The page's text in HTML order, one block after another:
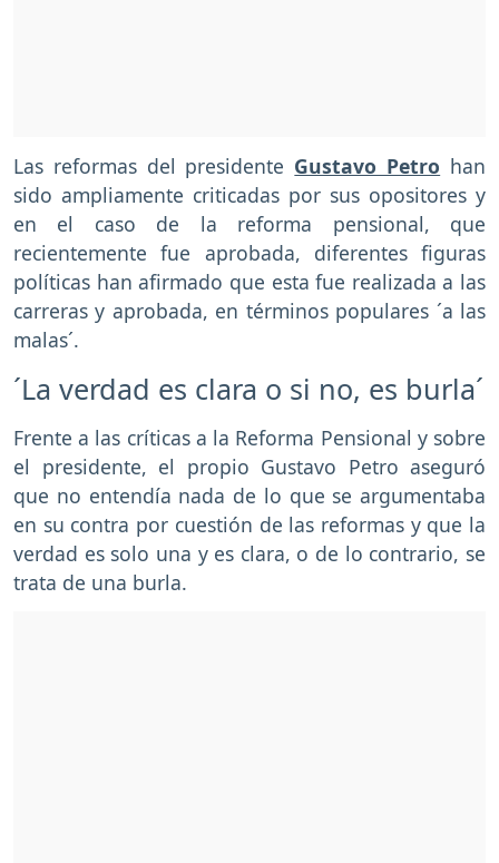
Las reformas del presidente Gustavo Petro han
sido ampliamente criticadas por sus opositores y
en el caso de la reforma pensional, que
recientemente fue aprobada, diferentes figuras
políticas han afirmado que esta fue realizada a las
carreras y aprobada, en términos populares ´a las
malas´.
´La verdad es clara o si no, es burla´
Frente a las críticas a la Reforma Pensional y sobre
el presidente, el propio Gustavo Petro aseguró
que no entendía nada de lo que se argumentaba
en su contra por cuestión de las reformas y que la
verdad es solo una y es clara, o de lo contrario, se
trata de una burla.